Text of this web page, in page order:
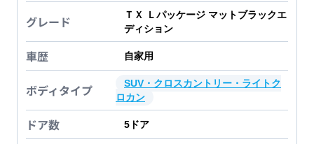
グレード
ＴＸ Ｌパッケージ マットブラックエ
ディション
車歴 自家用
ボディタイプ
SUV・クロスカントリー・ライトク
ロカン
ドア数 5 ドア